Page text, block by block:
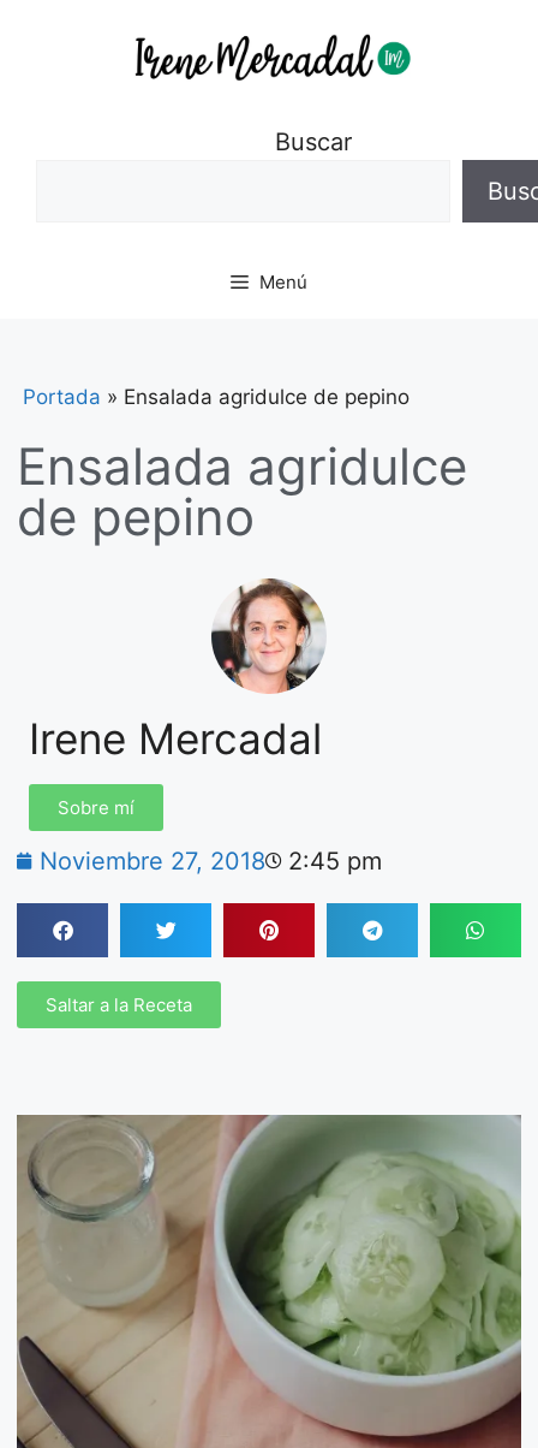
Buscar
Menú
Portada » Ensalada agridulce de pepino
Ensalada agridulce
de pepino
Irene Mercadal
Sobre mí
Noviembre 27, 2018 2:45 pm
Saltar a la Receta